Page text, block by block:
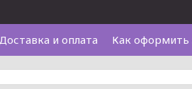
и оплата Как оформить